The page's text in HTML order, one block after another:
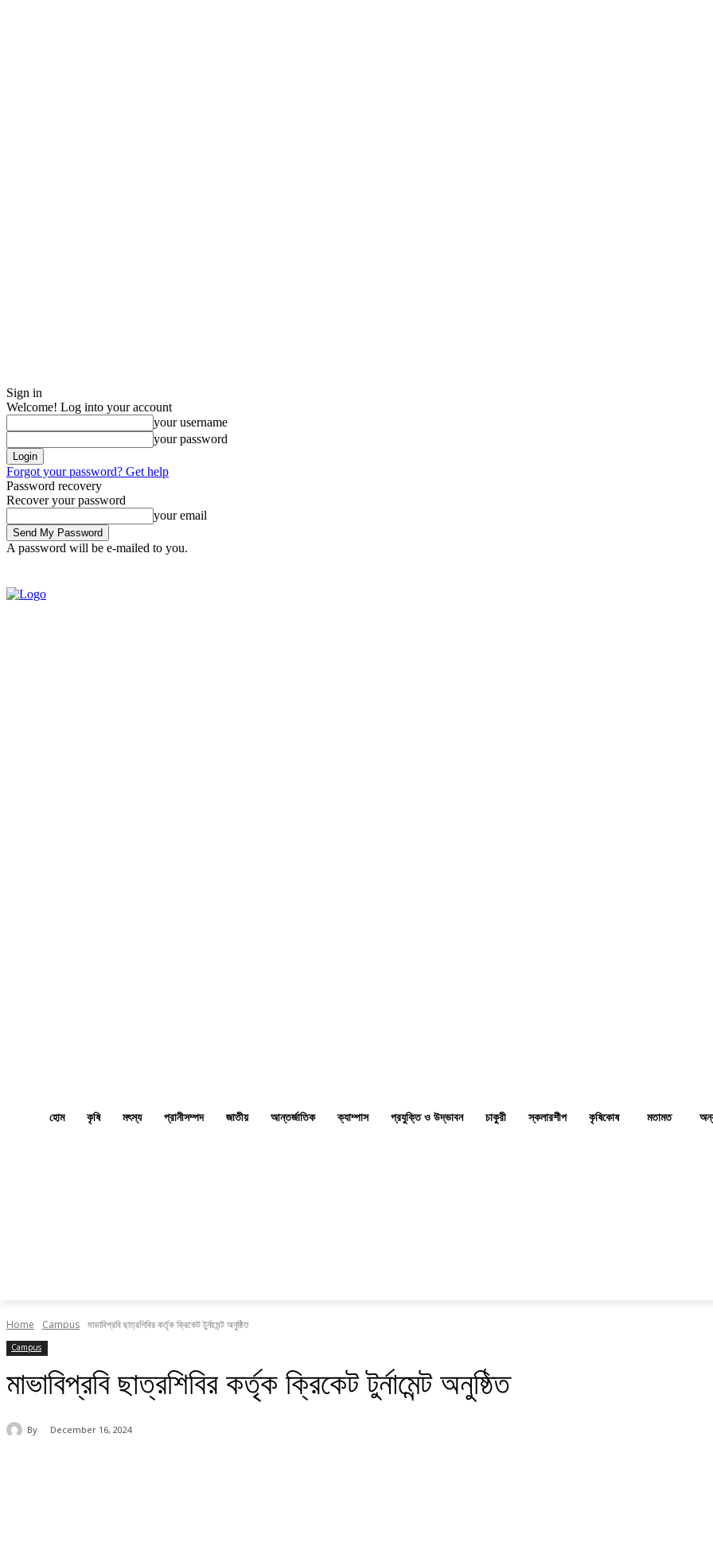
Sign in
Welcome! Log into your account
your username
your password
Forgot your password? Get help
Password recovery
Recover your password
your email
A password will be e-mailed to you.
হোম কৃষি মৎস্য প্রানীসম্পদ জাতীয় আন্তর্জাতিক ক্যাম্পাস প্রযুক্তি ও উদ্ভাবন চাকুরী স্কলারশীপ কৃষিকোষ মতামত
Home Campus মাভাবিপ্রবি ছাত্রশিবির কর্তৃক ক্রিকেট টুর্নামেন্ট অনুষ্ঠিত
Campus
মাভাবিপ্রবি ছাত্রশিবির কর্তৃক ক্রিকেট টুর্নামেন্ট অনুষ্ঠিত
By December 16, 2024